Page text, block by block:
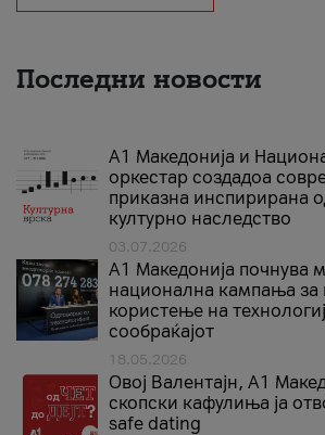
Последни новости
А1 Македонија и
оркестар создадоа
приказна инспирирана
културно наследство
03.07.2026
A1 Македонија почнува
национална кампања за
користење на
сообраќајот
18.05.2026
Овој Валентајн, A1
скопски кафулиња ја
safe dating